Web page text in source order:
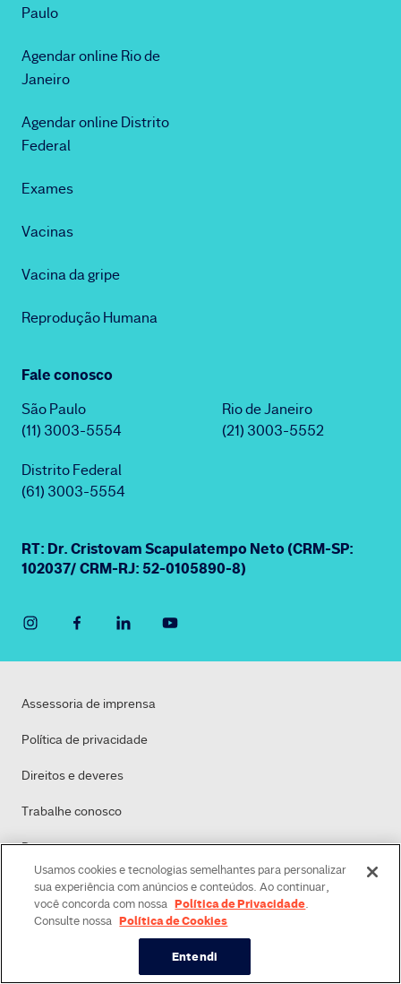
Paulo
Agendar online Rio de
Janeiro
Agendar online Distrito
Federal
Exames
Vacinas
Vacina da gripe
Reprodução Humana
Fale conosco
São Paulo
(11) 3003-5554
Rio de Janeiro
(21) 3003-5552
Distrito Federal
(61) 3003-5554
RT: Dr. Cristovam Scapulatempo Neto (CRM-SP:
102037/ CRM-RJ: 52-0105890-8)
Assessoria de imprensa
Política de privacidade
Direitos e deveres
Trabalhe conosco
Dasa
Política de Cookies
Usamos cookies e tecnologias semelhantes para personalizar
sua experiência com anúncios e conteúdos. Ao continuar,
você concorda com nossa Política de Privacidade.
Consulte nossa Política de Cookies
Entendi